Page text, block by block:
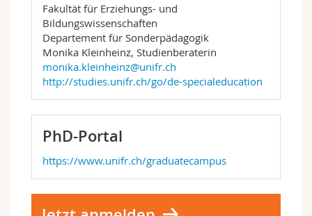
Fakultät für Erziehungs- und
Bildungswissenschaften
Departement für Sonderpädagogik
Monika Kleinheinz, Studienberaterin
monika.kleinheinz@unifr.ch
http://studies.unifr.ch/go/de-specialeducation
PhD-Portal
https://www.unifr.ch/graduatecampus